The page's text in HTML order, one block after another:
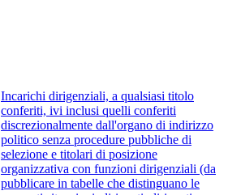
Incarichi dirigenziali, a qualsiasi titolo
conferiti, ivi inclusi quelli conferiti
discrezionalmente dall'organo di indirizzo
politico senza procedure pubbliche di
selezione e titolari di posizione
organizzativa con funzioni dirigenziali (da
pubblicare in tabelle che distinguano le